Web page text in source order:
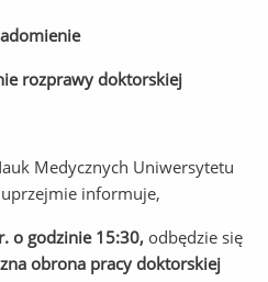
rozprawy doktorskiej
Medycznych Uniwersytetu
uprzejmie informuje,
o godzinie 15:30, odbędzie się
obrona pracy doktorskiej